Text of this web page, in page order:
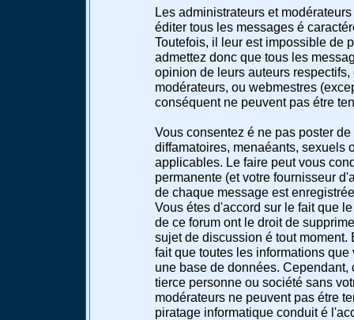
Les administrateurs et
éditer tous les messages é
Toutefois, il leur est impossible de
admettez donc que tous les
opinion de leurs auteurs
modérateurs, ou webmestres
conséquent ne peuvent pas étre
Vous consentez é ne pas poster
diffamatoires, menaéants, sexuels
applicables. Le faire peut vous
permanente (et votre fournisseur
de chaque message est
Vous étes d'accord sur le fait que
de ce forum ont le droit de
sujet de discussion é tout
fait que toutes les informations
une base de données.
tierce personne ou société sans
modérateurs ne peuvent pas étre
piratage informatique conduit é